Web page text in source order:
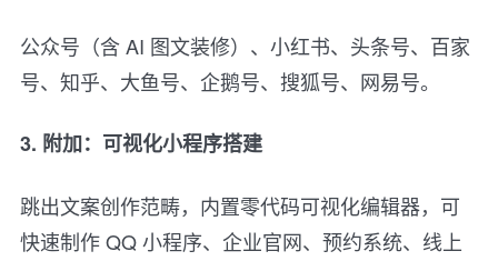
公众号（含 AI 图文装修）、小红书、头条号、百家
号、知乎、大鱼号、企鹅号、搜狐号、网易号。
3. 附加：可视化小程序搭建
跳出文案创作范畴，内置零代码可视化编辑器，可
快速制作 QQ 小程序、企业官网、预约系统、线上